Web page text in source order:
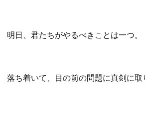
明日、君たちがやるべきことは一つ。
落ち着いて、目の前の問題に真剣に取